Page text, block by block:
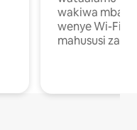
wakiwa mbali
wenye Wi-Fi
mahususi za